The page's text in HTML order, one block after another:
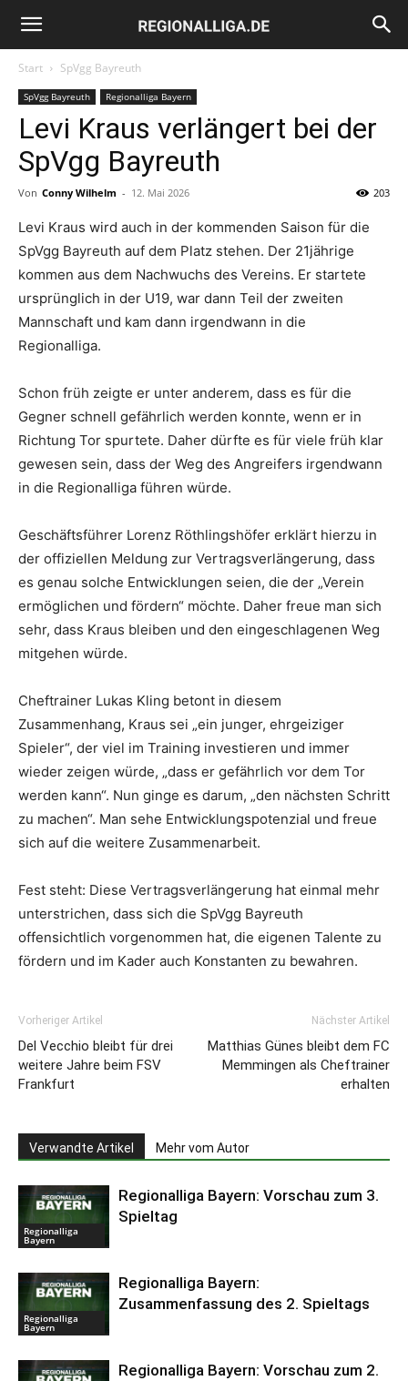
Regionalliga.de
Start SpVgg Bayreuth
SpVgg Bayreuth Regionalliga Bayern
Levi Kraus verlängert bei der
SpVgg Bayreuth
Von Conny Wilhelm - 12. Mai 2026 203
Levi Kraus wird auch in der kommenden Saison für die
SpVgg Bayreuth auf dem Platz stehen. Der 21jährige
kommen aus dem Nachwuchs des Vereins. Er startete
ursprünglich in der U19, war dann Teil der zweiten
Mannschaft und kam dann irgendwann in die
Regionalliga.
Schon früh zeigte er unter anderem, dass es für die
Gegner schnell gefährlich werden konnte, wenn er in
Richtung Tor spurtete. Daher dürfte es für viele früh klar
gewesen sein, dass der Weg des Angreifers irgendwann
in die Regionalliga führen würde.
Geschäftsführer Lorenz Röthlingshöfer erklärt hierzu in
der offiziellen Meldung zur Vertragsverlängerung, dass
es genau solche Entwicklungen seien, die der „Verein
ermöglichen und fördern“ möchte. Daher freue man sich
sehr, dass Kraus bleiben und den eingeschlagenen Weg
mitgehen würde.
Cheftrainer Lukas Kling betont in diesem
Zusammenhang, Kraus sei „ein junger, ehrgeiziger
Spieler“, der viel im Training investieren und immer
wieder zeigen würde, „dass er gefährlich vor dem Tor
werden kann“. Nun ginge es darum, „den nächsten Schritt
zu machen“. Man sehe Entwicklungspotenzial und freue
sich auf die weitere Zusammenarbeit.
Fest steht: Diese Vertragsverlängerung hat einmal mehr
unterstrichen, dass sich die SpVgg Bayreuth
offensichtlich vorgenommen hat, die eigenen Talente zu
fördern und im Kader auch Konstanten zu bewahren.
Vorheriger Artikel
Del Vecchio bleibt für drei
weitere Jahre beim FSV
Frankfurt
Nächster Artikel
Matthias Günes bleibt dem FC
Memmingen als Cheftrainer
erhalten
Verwandte Artikel Mehr vom Autor
Regionalliga
Bayern
Regionalliga Bayern: Vorschau zum 3.
Spieltag
Regionalliga
Bayern
Regionalliga Bayern:
Zusammenfassung des 2. Spieltags
Regionalliga Bayern: Vorschau zum 2.